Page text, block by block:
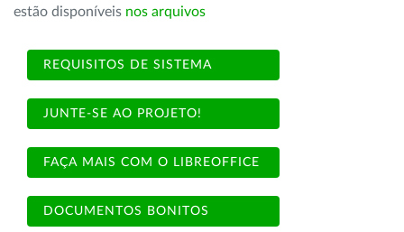
estão disponíveis nos arquivos
REQUISITOS DE SISTEMA
JUNTE-SE AO PROJETO!
FAÇA MAIS COM O LIBREOFFICE
DOCUMENTOS BONITOS